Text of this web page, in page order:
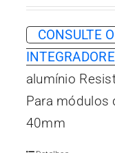
CONSULTE
alumínio
Para módulos
40mm